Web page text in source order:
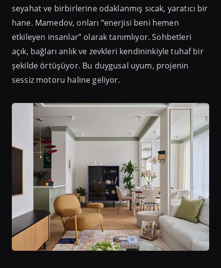
seyahat ve birbirlerine odaklanmış sıcak, yaratıcı bir
hane. Mamedov, onları “enerjisi beni hemen
etkileyen insanlar” olarak tanımlıyor. Sohbetleri
açık, bağları anlık ve zevkleri kendininkiyle tuhaf bir
şekilde örtüşüyor. Bu duygusal uyum, projenin
sessiz motoru haline geliyor.